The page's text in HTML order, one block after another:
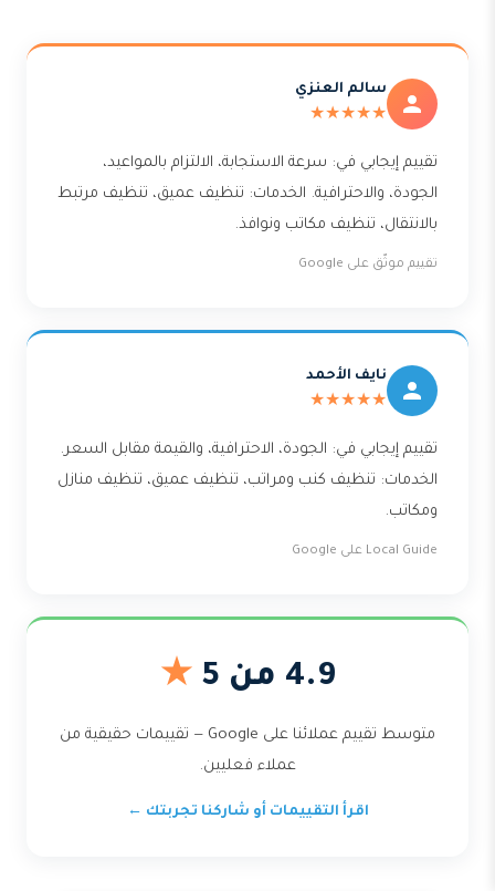
سالم العنزي
★★★★★
تقييم إيجابي في: سرعة الاستجابة، الالتزام بالمواعيد،
الجودة، والاحترافية. الخدمات: تنظيف عميق، تنظيف مرتبط
بالانتقال، تنظيف مكاتب ونوافذ.
تقييم موثّق على Google
نايف الأحمد
★★★★★
تقييم إيجابي في: الجودة، الاحترافية، والقيمة مقابل السعر.
الخدمات: تنظيف كنب ومراتب، تنظيف عميق، تنظيف منازل
ومكاتب.
Local Guide على Google
4.9 من 5 ★
متوسط تقييم عملائنا على Google — تقييمات حقيقية من
عملاء فعليين.
اقرأ التقييمات أو شاركنا تجربتك ←